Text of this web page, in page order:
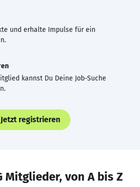
und erhalte Impulse für ein
kannst Du Deine Job-Suche
Jetzt registrieren
Mitglieder, von A bis Z